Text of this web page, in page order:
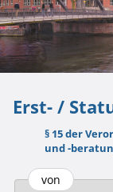
Erst- /
§ 15 der
und -
von